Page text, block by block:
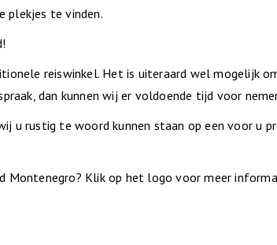
plekjes te vinden.
reiswinkel. Het is uiteraard wel mogelijk
dan kunnen wij er voldoende tijd voor
u rustig te woord kunnen staan op een voor u
Montenegro? Klik op het logo voor meer